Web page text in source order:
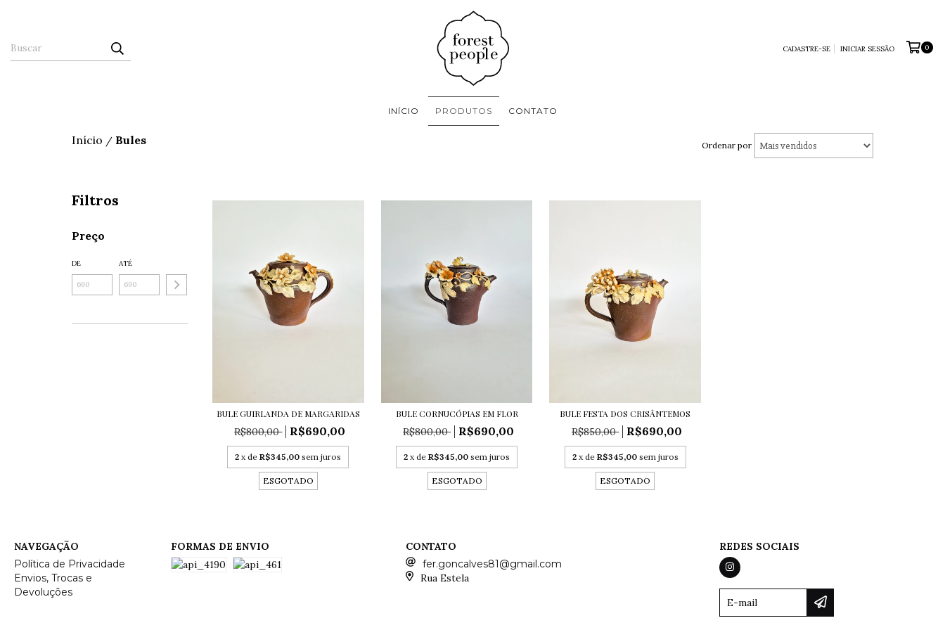
CADASTRE-SE INICIAR SESSÃO 0
INÍCIO PRODUTOS CONTATO
Início / Bules Ordenar por
Filtros
Preço
DE ATÉ
BULE GUIRLANDA DE MARGARIDAS
R$800,00 R$690,00
2 x deR$345,00 sem juros
ESGOTADO
BULE CORNUCÓPIAS EM FLOR
R$800,00 R$690,00
2 x deR$345,00 sem juros
ESGOTADO
BULE FESTA DOS CRISÂNTEMOS
R$850,00 R$690,00
2 x de R$345,00 sem juros
ESGOTADO
NAVEGAÇÃO
Política de Privacidade
Envios, Trocas e
Devoluções
FORMAS DE ENVIO
CONTATO
fer.goncalves81@gmail.com
Rua Estela
REDES SOCIAIS